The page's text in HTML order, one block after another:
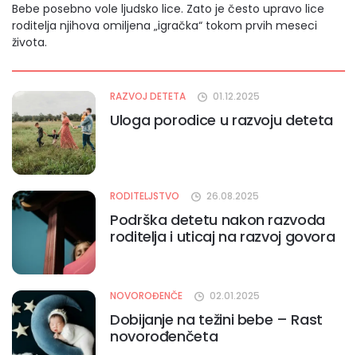
Bebe posebno vole ljudsko lice. Zato je često upravo lice
roditelja njihova omiljena „igračka“ tokom prvih meseci
života.
RAZVOJ DETETA 01.12.2025
Uloga porodice u razvoju deteta
RODITELJSTVO 26.08.2025
Podrška detetu nakon razvoda
roditelja i uticaj na razvoj govora
NOVOROĐENČE 02.01.2025
Dobijanje na težini bebe – Rast
novorođenčeta